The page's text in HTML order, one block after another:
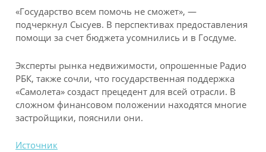
«Государство всем помочь не сможет», —
подчеркнул Сысуев. В перспективах предоставления
помощи за счет бюджета усомнились и в Госдуме.
Эксперты рынка недвижимости, опрошенные Радио
РБК, также сочли, что государственная поддержка
«Самолета» создаст прецедент для всей отрасли. В
сложном финансовом положении находятся многие
застройщики, пояснили они.
Источник